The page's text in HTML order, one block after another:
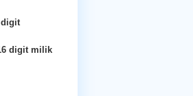
digit
digit milik